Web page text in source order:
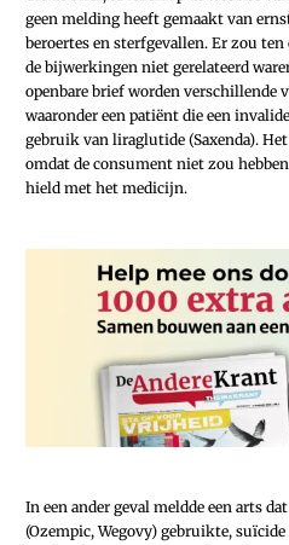
geen melding heeft gemaakt van
beroertes en sterfgevallen. Er zou
de bijwerkingen niet gerelateerd
openbare brief worden verschillende
waaronder een patiënt die een
gebruik van liraglutide (Saxenda).
omdat de consument niet zou
hield met het medicijn.
In een ander geval meldde een arts
(Ozempic, Wegovy) gebruikte,